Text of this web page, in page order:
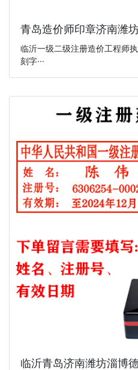
青岛造价师印章济南潍
临沂一级二级注册造价工程师
刻字···
临沂青岛济南潍坊淄博